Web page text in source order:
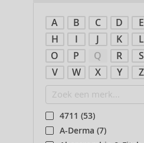
A B C D E
H
I J K L
O
P Q R S
V
W X Y Z
4711 (53)
A-Derma (7)